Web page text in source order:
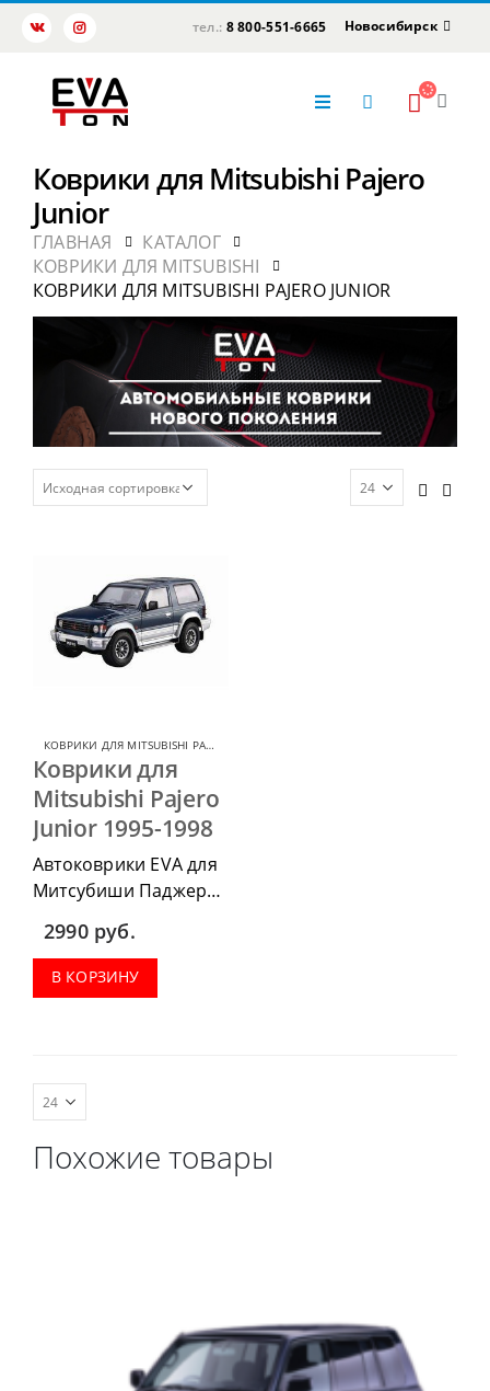
тел.: 8 800-551-6665 Новосибирск
Коврики для Mitsubishi Pajero
Junior
ГЛАВНАЯ
КАТАЛОГ
КОВРИКИ ДЛЯ MITSUBISHI
КОВРИКИ ДЛЯ MITSUBISHI PAJERO JUNIOR
КОВРИКИ ДЛЯ MITSUBISHI PAJERO JUNIOR
Коврики для
Mitsubishi Pajero
Junior 1995-1998
Автоковрики EVA для
Митсубиши Паджеро
Джуниор 1995-1998
г.в. можно
приобрести в
комплектации:
багажник.
2990 руб.
В КОРЗИНУ
Похожие товары